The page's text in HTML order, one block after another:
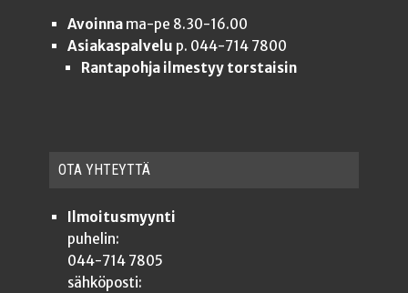
Avoinnama-pe 8.30-16.00
Asiakaspalvelu p. 044-714 7800
Rantapohja ilmestyy torstaisin
OTA YHTEYT­TÄ
Ilmoitusmyynti
puhelin:
044-714 7805
sähköposti: